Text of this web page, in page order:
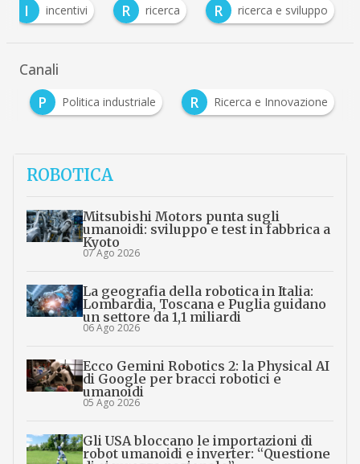
I
incentivi R ricerca R ricerca e sviluppo
Canali
P Politica industriale R Ricerca e Innovazione
ROBOTICA
Mitsubishi Motors punta sugli
umanoidi: sviluppo e test in fabbrica a
Kyoto
07 Ago 2026
La geografia della robotica in Italia:
Lombardia, Toscana e Puglia guidano
un settore da 1,1 miliardi
06 Ago 2026
Ecco Gemini Robotics 2: la Physical AI
di Google per bracci robotici e
umanoidi
05 Ago 2026
Gli USA bloccano le importazioni di
robot umanoidi e inverter: “Questione